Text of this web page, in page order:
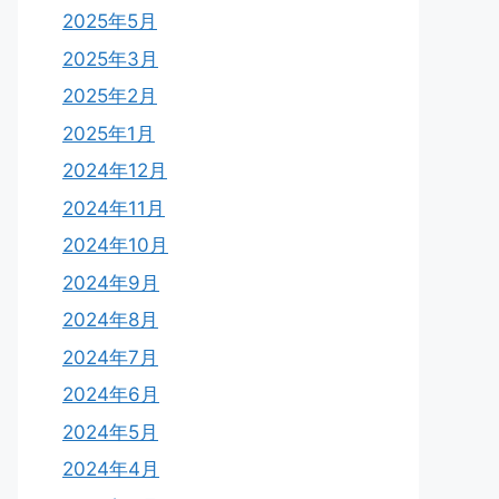
2025年5月
2025年3月
2025年2月
2025年1月
2024年12月
2024年11月
2024年10月
2024年9月
2024年8月
2024年7月
2024年6月
2024年5月
2024年4月